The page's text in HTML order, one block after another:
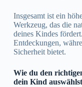
Insgesamt ist ein
Werkzeug, das die
deines Kindes
Entdeckungen,
Sicherheit bietet.
Wie du den
dein Kind auswählst